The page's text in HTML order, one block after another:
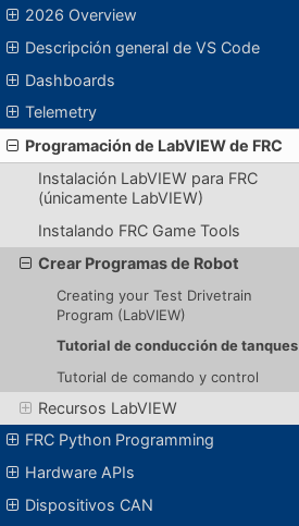
2026 Overview
Descripción general de VS Code
Dashboards
Telemetry
Programación de LabVIEW de FRC
Instalación LabVIEW para FRC
(únicamente LabVIEW)
Instalando FRC Game Tools
Crear Programas de Robot
Creating your Test Drivetrain
Program (LabVIEW)
Tutorial de conducción de tanques
Tutorial de comando y control
Recursos LabVIEW
FRC Python Programming
Hardware APIs
Dispositivos CAN